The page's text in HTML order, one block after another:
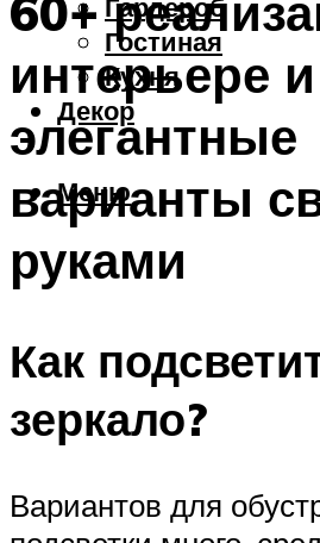
Гардероб
Гостиная
Кухня
Декор
Меню
интерьере и
элегантные
варианты
руками
Как
зеркало?
Вариантов для